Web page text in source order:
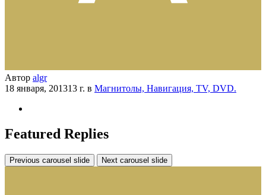
Автор algr
18 января, 201313 г. в Магнитолы, Навигация, TV, DVD.
Featured Replies
Previous carousel slide Next carousel slide